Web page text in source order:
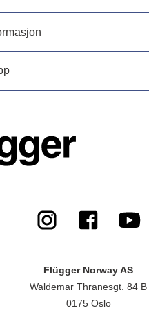
Flügger Norway AS
Waldemar Thranesgt. 84 B
0175 Oslo